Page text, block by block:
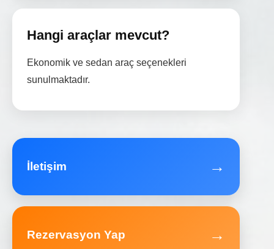
Hangi araçlar mevcut?
Ekonomik ve sedan araç seçenekleri
sunulmaktadır.
İletişim →
Rezervasyon Yap →